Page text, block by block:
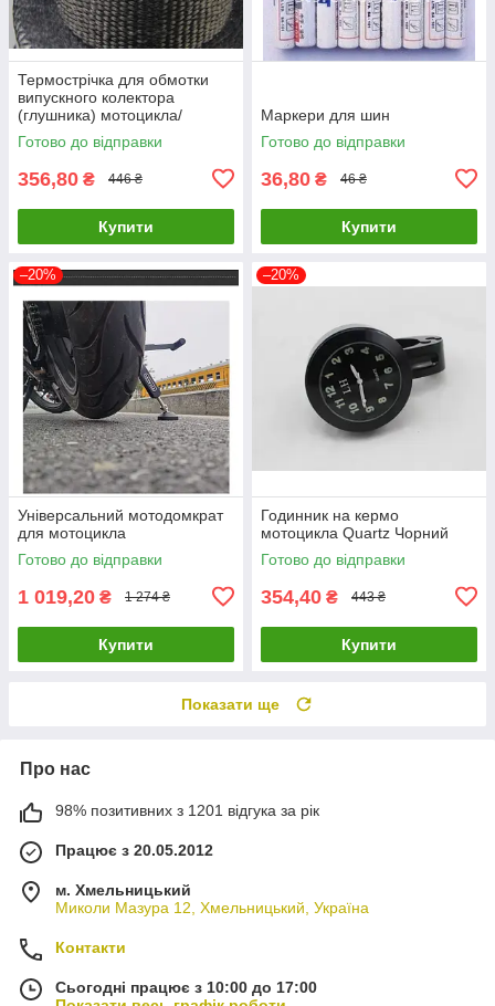
Термострічка для обмотки
випускного колектора
(глушника) мотоцикла/
автомобіля
Готово до відправки
356,80 ₴ 446 ₴
Купити
Маркери для шин
Готово до відправки
36,80 ₴ 46 ₴
Купити
–20%
Універсальний мотодомкрат
для мотоцикла
Готово до відправки
1 019,20 ₴ 1 274 ₴
Купити
–20%
Годинник на кермо
мотоцикла Quartz Чорний
Готово до відправки
354,40 ₴ 443 ₴
Купити
Показати ще
Про нас
98% позитивних з 1201 відгука за рік
Працює з 20.05.2012
м. Хмельницький
Миколи Мазура 12, Хмельницький, Україна
Контакти
Сьогодні працює з 10:00 до 17:00